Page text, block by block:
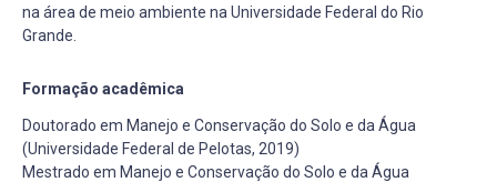
na área de meio ambiente na Universidade Federal do Rio
Grande.
Formação acadêmica
Doutorado em Manejo e Conservação do Solo e da Água
(Universidade Federal de Pelotas, 2019)
Mestrado em Manejo e Conservação do Solo e da Água